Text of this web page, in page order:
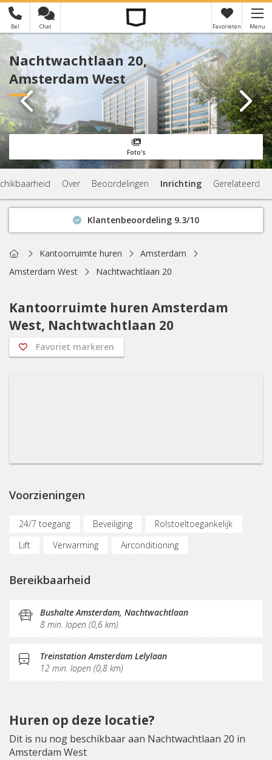
Bel Chat Favorieten Menu
Je hebt nog geen favorieten ×
Nachtwachtlaan 20,
Amsterdam West
Foto's
Over Beoordelingen Inrichting Gerelateerd
Klantenbeoordeling 9.3/10
Actuele beschikbaarheid
HomeKantoorruimte huren
Amsterdam
Amsterdam West
Nachtwachtlaan 20
Kantoorruimte huren Amsterdam
West, Nachtwachtlaan 20
Favoriet markeren
Voorzieningen
24/7 toegang Beveiliging
Rolstoeltoegankelijk
Lift
Verwarming
Airconditioning
Fietsenstalling
Vergaderplekken
Belruimte
Opslagruimte
Internetmogelijkheden
KVK-inschrijving
Sociaal hart
Koffie/thee
Pantry
Bereikbaarheid
Bushalte Amsterdam, Nachtwachtlaan
8 min. lopen (0,6 km)
Treinstation Amsterdam Lelylaan
12 min. lopen (0,8 km)
Huren op deze locatie?
Dit is nu nog beschikbaar aan Nachtwachtlaan 20 in
Amsterdam West